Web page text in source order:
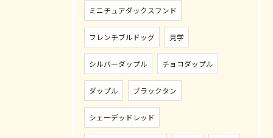
ミニチュアダックスフンド
フレンチブルドッグ 見学
シルバーダップル チョコダップル
ダップル ブラックタン
シェーデッドレッド